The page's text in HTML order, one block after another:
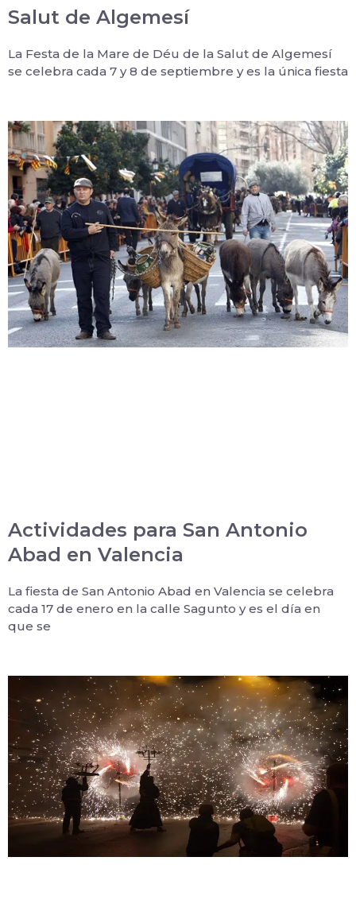
Salut de Algemesí
La Festa de la Mare de Déu de la Salut de Algemesí
se celebra cada 7 y 8 de septiembre y es la única fiesta
Actividades para San Antonio
Abad en Valencia
La fiesta de San Antonio Abad en Valencia se celebra
cada 17 de enero en la calle Sagunto y es el día en
que se